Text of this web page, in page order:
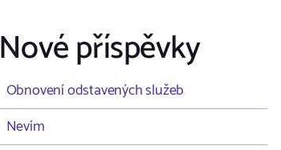
Nové příspěvky
Obnovení odstavených služeb
Nevím